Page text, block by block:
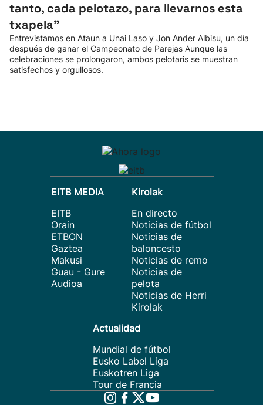
tanto, cada pelotazo, para llevarnos esta
txapela”
Entrevistamos en Ataun a Unai Laso y Jon Ander Albisu, un día
después de ganar el Campeonato de Parejas Aunque las
celebraciones se prolongaron, ambos pelotaris se muestran
satisfechos y orgullosos.
EITB MEDIA
EITB
Orain
ETBON
Gaztea
Makusi
Guau - Gure
Audioa
Kirolak
En directo
Noticias de fútbol
Noticias de
baloncesto
Noticias de remo
Noticias de
pelota
Noticias de Herri
Kirolak
Actualidad
Mundial de fútbol
Eusko Label Liga
Euskotren Liga
Tour de Francia